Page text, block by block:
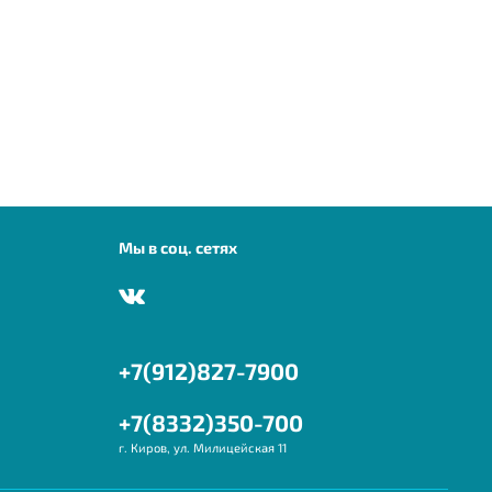
Мы в соц. сетях
+7(912)827-7900
+7(8332)350-700
г. Киров, ул. Милицейская 11